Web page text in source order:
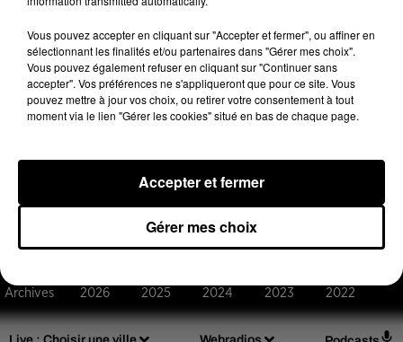
DesignOlivier Varma
Règlements de jeux
Notice d'information RGPD Plan du site
Archives 2026 2025 2024 2023 2022
Vous pouvez accepter en cliquant sur "Accepter et fermer", ou affiner en
sélectionnant les finalités et/ou partenaires dans "Gérer mes choix".
Vous pouvez également refuser en cliquant sur "Continuer sans
accepter". Vos préférences ne s'appliqueront que pour ce site. Vous
pouvez mettre à jour vos choix, ou retirer votre consentement à tout
moment via le lien "Gérer les cookies" situé en bas de chaque page.
Gérer mes choix
Accepter et fermer